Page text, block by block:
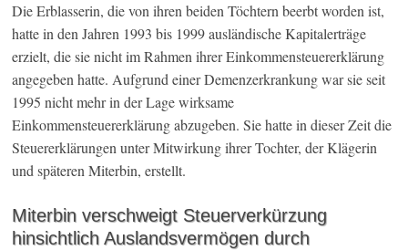
Die Erblasserin, die von ihren beiden Töchtern beerbt worden ist,
hatte in den Jahren 1993 bis 1999 ausländische Kapitalerträge
erzielt, die sie nicht im Rahmen ihrer Einkommensteuererklärung
angegeben hatte. Aufgrund einer Demenzerkrankung war sie seit
1995 nicht mehr in der Lage wirksame
Einkommensteuererklärung abzugeben. Sie hatte in dieser Zeit die
Steuererklärungen unter Mitwirkung ihrer Tochter, der Klägerin
und späteren Miterbin, erstellt.
Miterbin verschweigt Steuerverkürzung
hinsichtlich Auslandsvermögen durch